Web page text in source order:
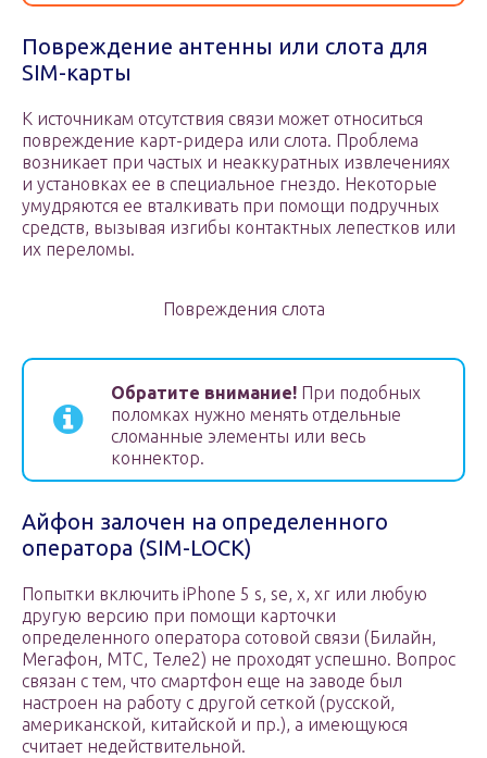
Повреждение антенны или слота для
SIM-карты
К источникам отсутствия связи может относиться
повреждение карт-ридера или слота. Проблема
возникает при частых и неаккуратных извлечениях
и установках ее в специальное гнездо. Некоторые
умудряются ее вталкивать при помощи подручных
средств, вызывая изгибы контактных лепестков или
их переломы.
Повреждения слота
Обратите внимание! При подобных
поломках нужно менять отдельные
сломанные элементы или весь
коннектор.
Айфон залочен на определенного
оператора (SIM-LOCK)
Попытки включить iPhone 5 s, se, x, xr или любую
другую версию при помощи карточки
определенного оператора сотовой связи (Билайн,
Мегафон, МТС, Теле2) не проходят успешно. Вопрос
связан с тем, что смартфон еще на заводе был
настроен на работу с другой сеткой (русской,
американской, китайской и пр.), а имеющуюся
считает недействительной.